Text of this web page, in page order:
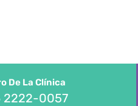
De La Clínica
2222-0057